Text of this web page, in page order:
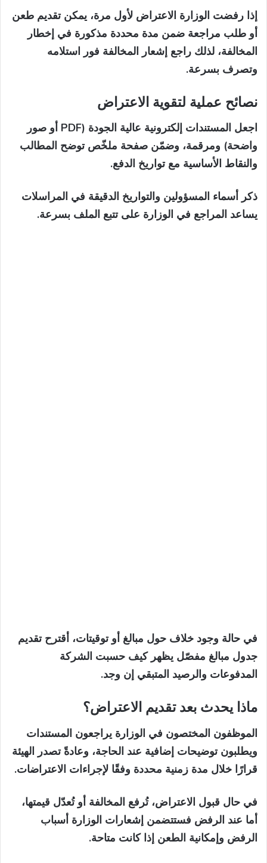
إذا رفضت الوزارة الاعتراض لأول مرة، يمكن تقديم طعن
أو طلب مراجعة ضمن مدة محددة مذكورة في إخطار
المخالفة، لذلك راجع إشعار المخالفة فور استلامه
وتصرف بسرعة.
نصائح عملية لتقوية الاعتراض
اجعل المستندات إلكترونية عالية الجودة (PDF أو صور
واضحة) ومرقمة، وضمّن صفحة ملخّص توضح المطالب
والنقاط الأساسية مع تواريخ الدفع.
ذكر أسماء المسؤولين والتواريخ الدقيقة في المراسلات
يساعد المراجع في الوزارة على تتبع الملف بسرعة.
في حالة وجود خلاف حول مبالغ أو توقيتات، أقترح تقديم
جدول مبالغ مفصّل يظهر كيف حسبت الشركة
المدفوعات والرصيد المتبقي إن وجد.
ماذا يحدث بعد تقديم الاعتراض؟
الموظفون المختصون في الوزارة يراجعون المستندات
ويطلبون توضيحات إضافية عند الحاجة، وعادةً تصدر الهيئة
قرارًا خلال مدة زمنية محددة وفقًا لإجراءات الاعتراضات.
في حال قبول الاعتراض، تُرفع المخالفة أو تُعدّل قيمتها،
أما عند الرفض فستتضمن إشعارات الوزارة أسباب
الرفض وإمكانية الطعن إذا كانت متاحة.